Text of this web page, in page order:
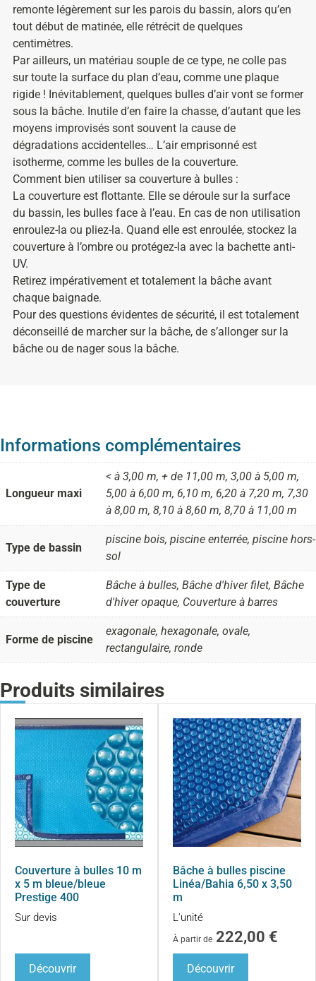
remonte légèrement sur les parois du bassin, alors qu’en
tout début de matinée, elle rétrécit de quelques
centimètres.
Par ailleurs, un matériau souple de ce type, ne colle pas
sur toute la surface du plan d’eau, comme une plaque
rigide ! Inévitablement, quelques bulles d’air vont se former
sous la bâche. Inutile d’en faire la chasse, d’autant que les
moyens improvisés sont souvent la cause de
dégradations accidentelles… L’air emprisonné est
isotherme, comme les bulles de la couverture.
Comment bien utiliser sa couverture à bulles :
La couverture est flottante. Elle se déroule sur la surface
du bassin, les bulles face à l’eau. En cas de non utilisation
enroulez-la ou pliez-la. Quand elle est enroulée, stockez la
couverture à l’ombre ou protégez-la avec la bachette anti-
UV.
Retirez impérativement et totalement la bâche avant
chaque baignade.
Pour des questions évidentes de sécurité, il est totalement
déconseillé de marcher sur la bâche, de s’allonger sur la
bâche ou de nager sous la bâche.
Informations complémentaires
Longueur maxi
< à 3,00 m, + de 11,00 m, 3,00 à 5,00 m,
5,00 à 6,00 m, 6,10 m, 6,20 à 7,20 m, 7,30
à 8,00 m, 8,10 à 8,60 m, 8,70 à 11,00 m
Type de bassin
piscine bois, piscine enterrée, piscine hors-
sol
Type de
couverture
Bâche à bulles, Bâche d'hiver filet, Bâche
d'hiver opaque, Couverture à barres
Forme de piscine
exagonale, hexagonale, ovale,
rectangulaire, ronde
Produits similaires
Couverture à bulles 10 m
x 5 m bleue/bleue
Prestige 400
Sur devis
Découvrir
Bâche à bulles piscine
Linéa/Bahia 6,50 x 3,50
m
L'unité
À partir de 222,00 €
Découvrir